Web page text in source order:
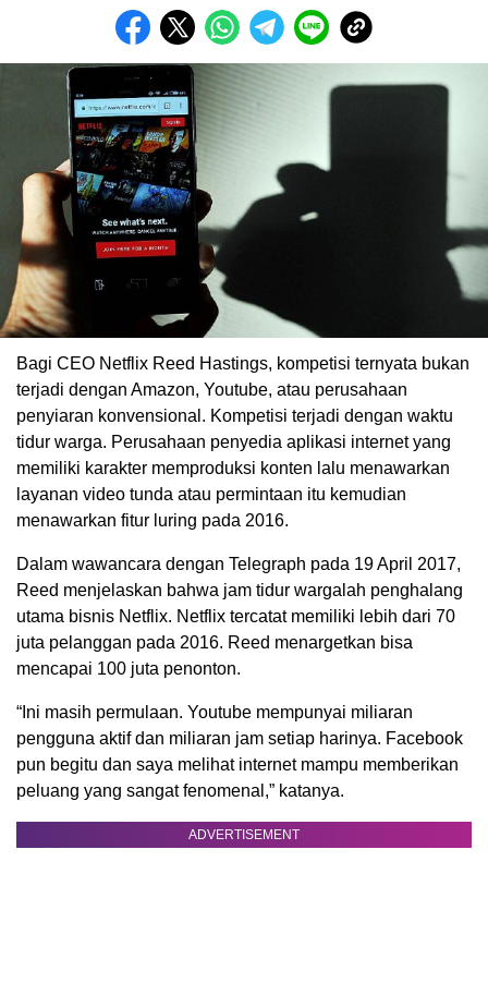
Bagi CEO Netflix Reed Hastings, kompetisi ternyata bukan
terjadi dengan Amazon, Youtube, atau perusahaan
penyiaran konvensional. Kompetisi terjadi dengan waktu
tidur warga. Perusahaan penyedia aplikasi internet yang
memiliki karakter memproduksi konten lalu menawarkan
layanan video tunda atau permintaan itu kemudian
menawarkan fitur luring pada 2016.
Dalam wawancara dengan Telegraph pada 19 April 2017,
Reed menjelaskan bahwa jam tidur wargalah penghalang
utama bisnis Netflix. Netflix tercatat memiliki lebih dari 70
juta pelanggan pada 2016. Reed menargetkan bisa
mencapai 100 juta penonton.
“Ini masih permulaan. Youtube mempunyai miliaran
pengguna aktif dan miliaran jam setiap harinya. Facebook
pun begitu dan saya melihat internet mampu memberikan
peluang yang sangat fenomenal,” katanya.
ADVERTISEMENT